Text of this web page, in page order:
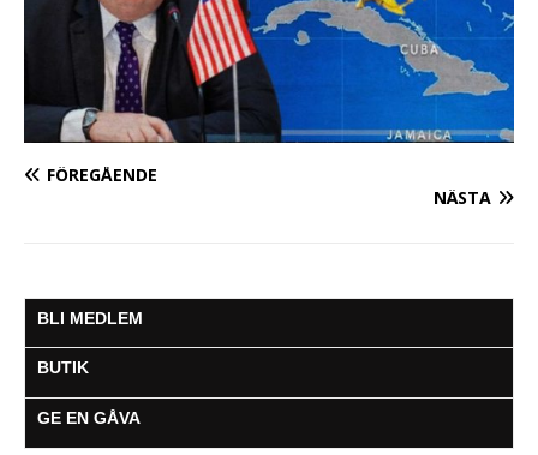
FÖREGÅENDE
NÄSTA
BLI MEDLEM
BUTIK
GE EN GÅVA